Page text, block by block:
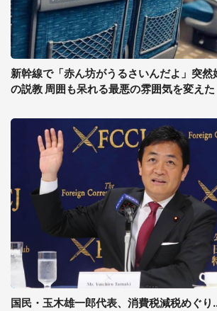
新幹線で「赤ん坊がうるさいんだよ」突
の説教 周囲も呆れる最悪の雰囲気を変えた
国民・玉木雄一郎代表、消費税減税めぐ